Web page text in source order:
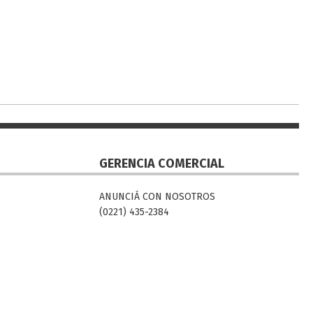
GERENCIA COMERCIAL
ANUNCIÁ CON NOSOTROS
(0221) 435-2384